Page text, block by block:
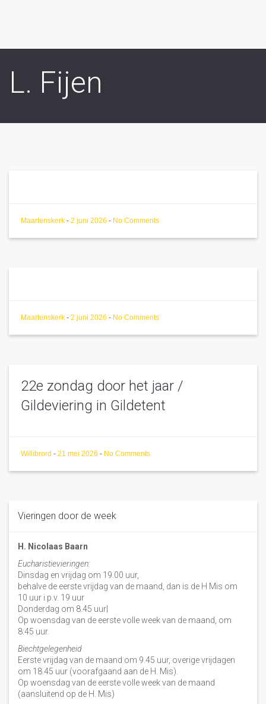
L. Fijen
Maartenskerk - 2 juni 2026 - No Comments
Maartenskerk - 2 juni 2026 - No Comments
22e zondag door het jaar /
Gildeviering in Gildetent
Willibrord - 21 mei 2026 - No Comments
Vieringen door de week
H. Nicolaas Baarn
Eucharistievieringen:
Dinsdag en vrijdag om 19.00 uur,
behalve de eerste vrijdag van de maand, dan is de H Mis om
10 uur i.p.v. 19 uur
Donderdag om 8.45 uur|
Op woensdag van de eerste volle week van de maand, om
8:45 uur.
Biechtgelegenheid
Eerste vrijdag van de maand om 9.45 uur, overige vrijdagen
om 18.45 uur (voorafgaand aan de H. Mis).
Op woensdag van de eerste volle week van de maand
(aansluitend op de H. Mis)